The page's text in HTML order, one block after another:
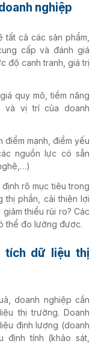
nghiệp
cả các sản phẩm,
cấp và đánh giá
độ cạnh tranh, giá trị
quy mô, tiềm năng
và vị trí của doanh
điểm mạnh, điểm yếu
nguồn lực có sẵn
rõ mục tiêu trong
thị phần, cải thiện lợi
thiểu rủi ro? Các
thể đo lường được.
tích dữ liệu thị
doanh nghiệp cần
thị trường. Doanh
định lượng (doanh
định tính (khảo sát,